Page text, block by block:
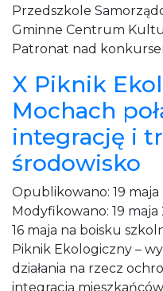
Przedszkole
Gminne Centrum
Patronat nad
X Piknik
Mochach
integrację i
środowisko
Opublikowano: 19
Modyfikowano: 19 maja
16 maja na boisku
Piknik Ekologiczny –
działania na rzecz
integracją